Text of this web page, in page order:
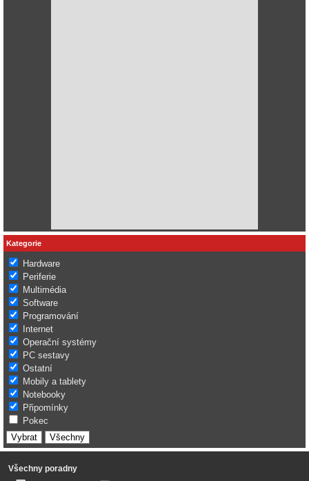
Kategorie
Hardware
Periferie
Multimédia
Software
Programování
Internet
Operační systémy
PC sestavy
Ostatní
Mobily a tablety
Notebooky
Připomínky
Pokec
Všechny poradny